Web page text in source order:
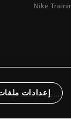
شروط الاستخدام
إعدادات